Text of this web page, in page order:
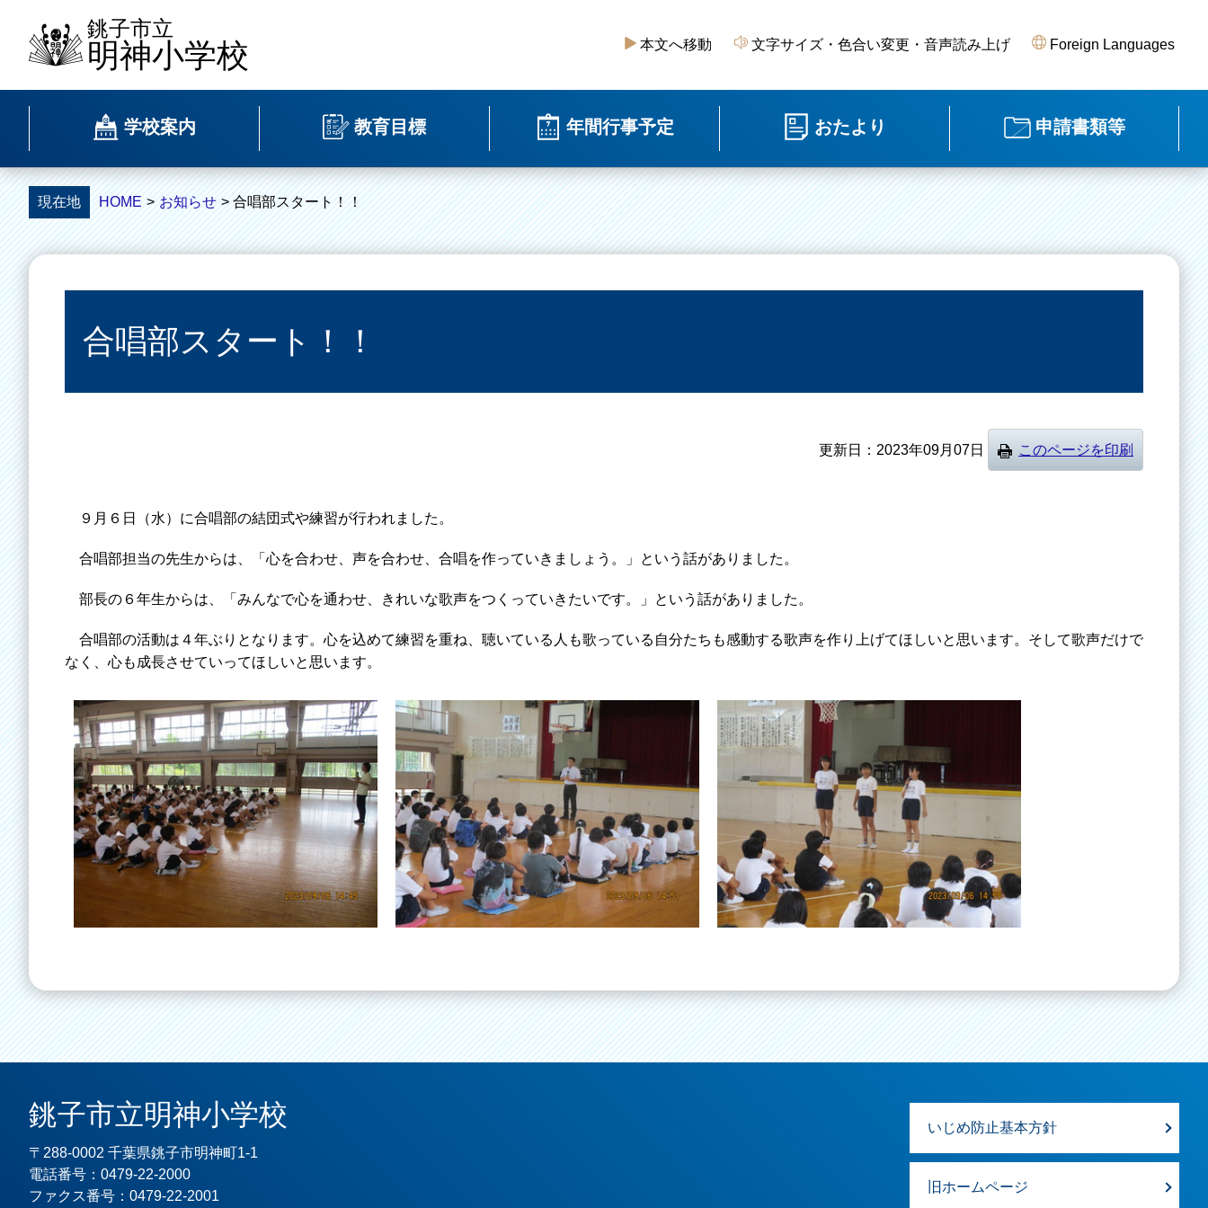
銚子市立
明神小学校 本文へ移動 文字サイズ・色合い変更・音声読み上げ Foreign Languages
学校案内 教育目標 年間行事予定 おたより 申請書類等
現在地 HOME > お知らせ > 合唱部スタート！！
合唱部スタート！！
更新日 2023年09月07日 このページを印刷
９月６日（水）に合唱部の結団式や練習が行われました。
合唱部担当の先生からは、「心を合わせ、声を合わせ、合唱を作っていきましょう。」という話がありました。
部長の６年生からは、「みんなで心を通わせ、きれいな歌声をつくっていきたいです。」という話がありました。
合唱部の活動は４年ぶりとなります。心を込めて練習を重ね、聴いている人も歌っている自分たちも感動する歌声を作り上げてほしいと思います。そして歌声だけで
なく、心も成長させていってほしいと思います。
銚子市立明神小学校
〒288-0002 千葉県銚子市明神町1-1
電話番号：0479-22-2000
ファクス番号：0479-22-2001
いじめ防止基本方針
旧ホームページ